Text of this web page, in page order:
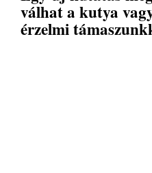
válhat a kutya
érzelmi